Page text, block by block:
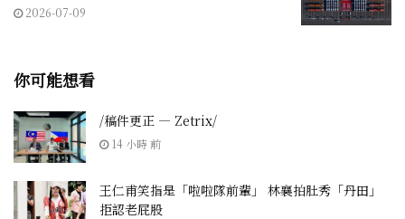
2026-07-09
你可能想看
/稿件更正 — Zetrix/
14 小時 前
王仁甫笑指是「啦啦隊前輩」 林襄拍肚秀「丹田」
拒認老屁股